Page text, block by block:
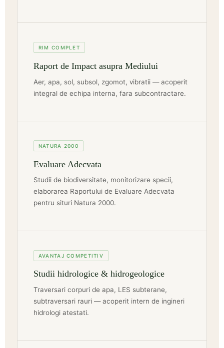
RIM COMPLET
Raport de Impact asupra Mediului
Aer, apa, sol, subsol, zgomot, vibratii — acoperit
integral de echipa interna, fara subcontractare.
NATURA 2000
Evaluare Adecvata
Studii de biodiversitate, monitorizare specii,
elaborarea Raportului de Evaluare Adecvata
pentru situri Natura 2000.
AVANTAJ COMPETITIV
Studii hidrologice & hidrogeologice
Traversari corpuri de apa, LES subterane,
subtraversari rauri — acoperit intern de ingineri
hidrologi atestati.